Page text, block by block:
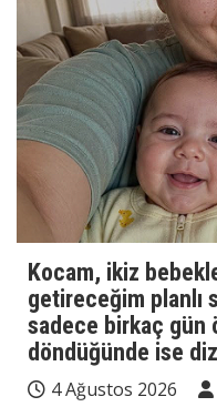
Kocam, ikiz
getireceğim planlı
sadece birkaç gün
döndüğünde ise
4 Ağustos 2026